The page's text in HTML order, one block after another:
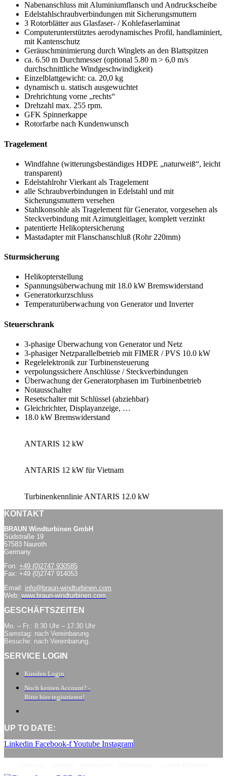
Nabenanschluss mit Aluminiumflansch und Andruckscheibe
Edelstahlschraubverbindungen mit Sicherungsmuttern
3 Rotorblätter aus Glasfaser- / Kohlefaserlaminat
Computerunterstütztes aerodynamisches Profil, handlaminiert,
mit Kantenschutz
Geräuschminimierung durch Winglets an den Blattspitzen
ca. 6.50 m Durchmesser (optional 5.80 m > 6,0 m/s
durchschnittliche Windgeschwindigkeit)
Einzelblattgewicht: ca. 20,0 kg
dynamisch u. statisch ausgewuchtet
Drehrichtung vorne „rechts“
Drehzahl max. 255 rpm.
GFK Spinnerkappe
Rotorfarbe nach Kundenwunsch
Tragelement
Windfahne (witterungsbeständiges HDPE „naturweiß“, leicht
transparent)
Edelstahlrohr Vierkant als Tragelement
alle Schraubverbindungen in Edelstahl und mit
Sicherungsmuttern versehen
Stahlkonsohle als Tragelement für Generator, vorgesehen als
Steckverbindung mit Azimutgleitlager, komplett verzinkt
patentierte Helikoptersicherung
Mastadapter mit Flanschanschluß (Rohr 220mm)
Sturmsicherung
Helikopterstellung
Spannungsüberwachung mit 18.0 kW Bremswiderstand
Generatorkurzschluss
Temperaturüberwachung von Generator und Inverter
Steuerschrank
3-phasige Überwachung von Generator und Netz
3-phasiger Netzparallelbetrieb mit FIMER / PVS 10.0 kW
Regelelektronik zur Turbinensteuerung
verpolungssichere Anschlüsse / Steckverbindungen
Überwachung der Generatorphasen im Turbinenbetrieb
Notausschalter
Resetschalter mit Schlüssel (abziehbar)
Gleichrichter, Displayanzeige, …
18.0 kW Bremswiderstand
ANTARIS 12 kW
ANTARIS 12 kW für Vietnam
Turbinenkennlinie ANTARIS 12.0 kW
KONTAKT
BRAUN Windturbinen GmbH
Südstraße 19
57583 Nauroth
Germany
Fon: +49 (0)2747 930585
Fax: +49 (0)2747 914053
Email: info@braun-windturbinen.com
Web: www.braun-windturbinen.com
GESCHÄFTSZEITEN
Mo. – Fr.: 8:30 Uhr – 17:30 Uhr
Samstag: nach Vereinbarung.
Besuche: nach Vereinbarung.
SERVICE LOGIN
Kunden Login
Noch keinen Account? -
Bitte hier registrieren!
UP TO DATE:
Linkedin Facebook-fYoutube Instagram